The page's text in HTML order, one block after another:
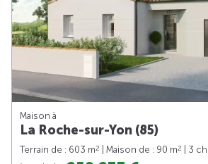
Maison à
La Roche-sur-Yon (85)
Terrain de : 603 m2 | Maison de : 90 m2
| 3 ch.